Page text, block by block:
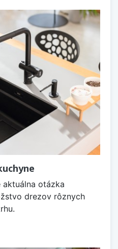
otázka
drezov rôznych